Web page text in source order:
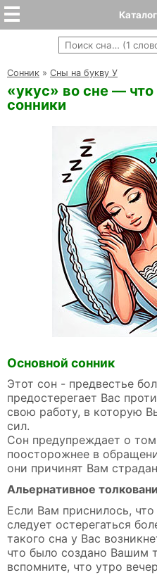
Cонник » Сны на букву У
«укус» во сне — что
сонники
Основной сонник
Этот сон - предвестье
предостерегает Вас
свою работу, в которую
сил.
Сон предупреждает о
поосторожнее в
они причинят Вам
Альернативное
Если Вам приснилось,
следует остерегаться
такого сна у Вас
что было создано Вашим
вспомните, что утро